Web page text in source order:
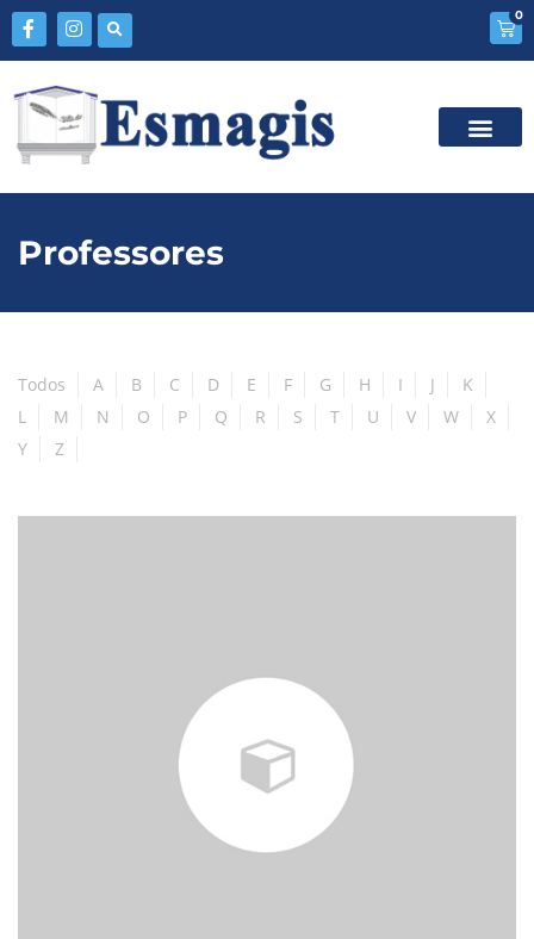
0
Professores
Todos A B C D E F G H I J
K
L
M N O P Q R S T U V W
X
Y
Z